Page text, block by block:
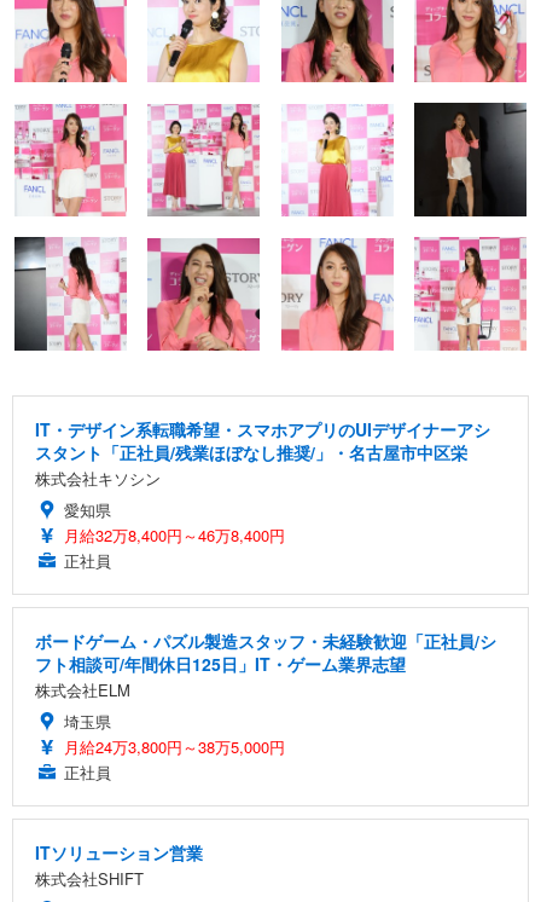
IT・デザイン系転職希望・スマホアプリのUIデザイナーアシ
スタント「正社員/残業ほぼなし推奨/」・名古屋市中区栄
株式会社キソシン
愛知県
月給32万8,400円～46万8,400円
正社員
ボードゲーム・パズル製造スタッフ・未経験歓迎「正社員/シ
フト相談可/年間休日125日」IT・ゲーム業界志望
株式会社ELM
埼玉県
月給24万3,800円～38万5,000円
正社員
ITソリューション営業
株式会社SHIFT